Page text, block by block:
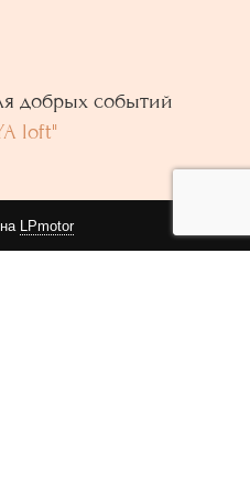
добрых событий
loft"
LPmotor